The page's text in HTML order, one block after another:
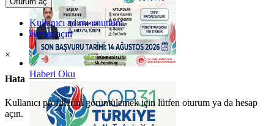
Haberi Oku
Kullanıcı adımı unuttum.
Hesap açın
×
Hata
Kullanıcı profillerini görüntülemek için lütfen oturum ya da hesap
açın.